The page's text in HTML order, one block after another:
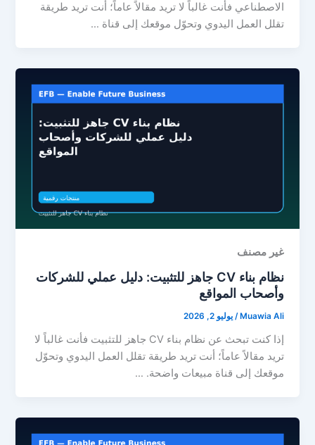
الاصطناعي فأنت غالباً لا تريد مقالاً عاماً؛ أنت تريد طريقة
تقلل العمل اليدوي وتحوّل موقعك إلى قناة …
غير مصنف
نظام بناء CV جاهز للتثبيت: دليل عملي للشركات
وأصحاب المواقع
Muawia Ali
/يوليو 2, 2026
إذا كنت تبحث عن نظام بناء CV جاهز للتثبيت فأنت غالباً لا
تريد مقالاً عاماً؛ أنت تريد طريقة تقلل العمل اليدوي وتحوّل
موقعك إلى قناة مبيعات واضحة. …